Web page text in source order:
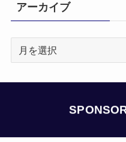
アーカイブ